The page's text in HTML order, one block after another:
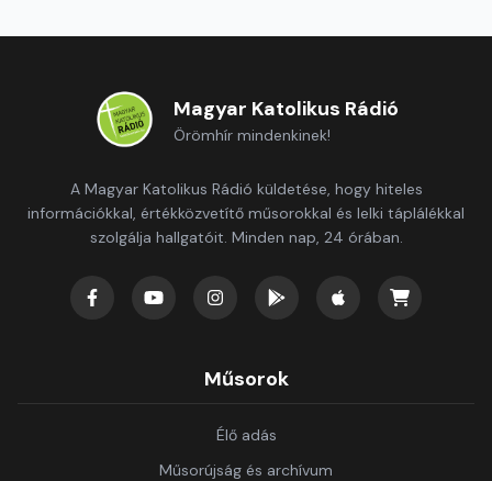
Magyar Katolikus Rádió
Örömhír mindenkinek!
A Magyar Katolikus Rádió küldetése, hogy hiteles
információkkal, értékközvetítő műsorokkal és lelki táplálékkal
szolgálja hallgatóit. Minden nap, 24 órában.
Műsorok
Élő adás
Műsorújság és archívum